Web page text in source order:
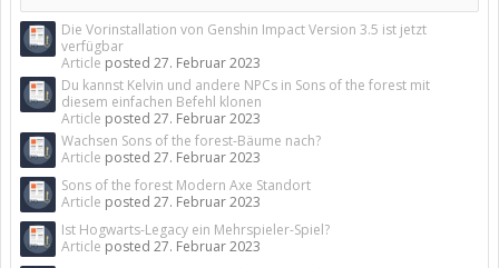
Die Vorinstallation von Genshin Impact Version 3.5 ist jetzt
verfügbar
Article posted 27. Februar 2023
Du kannst Kelvin und andere NPCs in Sons of the forest mit
diesem einfachen Befehl klonen
Article posted 27. Februar 2023
Wachsen Sons of the forest-Bäume nach?
Article posted 27. Februar 2023
Sons of the forest Modern Axe Standort
Article posted 27. Februar 2023
Ist Hogwarts-Legacy ein Mehrspieler-Spiel?
Article posted 27. Februar 2023